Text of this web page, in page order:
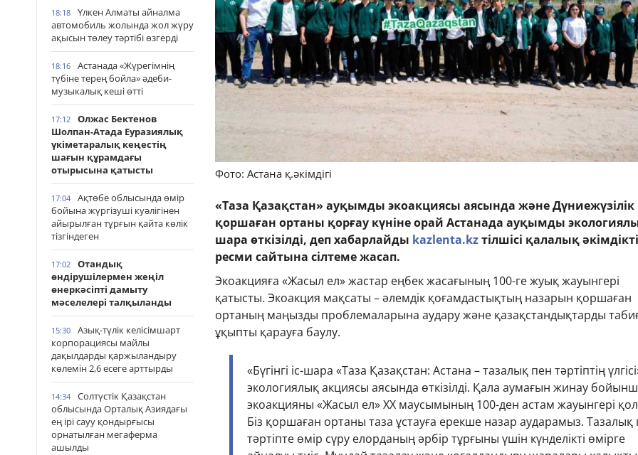
18:18
Үлкен Алматы айналма
автомобиль жолында жол жүру
ақысын төлеу тәртібі өзгерді
18:16
Астанада «Жүрегімнің
түбіне терең бойла» әдеби-
музыкалық кеші өтті
17:12
Олжас Бектенов
Шолпан-Атада Еуразиялық
үкіметаралық кеңестің
шағын құрамдағы
отырысына қатысты
17:04
Ақтөбе облысында өмір
бойына жүргізуші куәлігінен
айырылған тұрғын қайта көлік
тізгіндеген
17:02
Отандық
өндірушілермен жеңіл
өнеркәсіпті дамыту
мәселелері талқыланды
15:30
Азық-түлік келісімшарт
корпорациясы майлы
дақылдарды қаржыландыру
көлемін 2,6 есеге арттырды
14:34
Солтүстік Қазақстан
облысында Орталық Азиядағы
ең ірі сауу қондырғысы
орнатылған мегаферма
ашылды
Фото: Астана қ.әкімдігі
«Таза Қазақстан» ауқымды экоакциясы аясында және Дүниежүзілік
қоршаған ортаны қорғау күніне орай Астанада ауқымды
шара өткізілді, деп хабарлайды kazlenta.kzтілшісі қалалық
ресми сайтына сілтеме жасап.
Экоакцияға «Жасыл ел» жастар еңбек жасағының 100-ге жуық жауынгері
қатысты. Экоакция мақсаты – әлемдік қоғамдастықтың назарын қоршаған
ортаның маңызды проблемаларына аудару және қазақстандықтарды
ұқыпты қарауға баулу.
«Бүгінгі іс-шара «Таза Қазақстан: Астана – тазалық пен тәртіптің
экологиялық акциясы аясында өткізілді. Қала аумағын жинау
экоакцияны «Жасыл ел» ХХ маусымының 100-ден астам жауынгері
Біз қоршаған ортаны таза ұстауға ерекше назар аударамыз. Тазалық
тәртіпте өмір сүру елорданың әрбір тұрғыны үшін күнделікті өмірге